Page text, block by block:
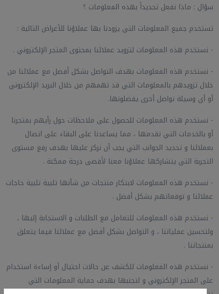
سؤال : ماذا نفعل تحديداً بهذه المعلومات ؟
تستخدم جميع المعلومات التي يزودنا بها عملاؤنا للأغراض التالية :
- نستخدم هذه المعلومات لتزويد عملائنا بمحتوى المتجر الإلكتروني .
- نستخدم هذه المعلومات بهدف التواصل بشكل أفضل مع عملائنا من
خلال تزويدهم بالمعلومات التي قد تهمهم من خلال البريد الإلكتروني
أو أي وسيلة تواصل أخرى يفضلونها.
- نستخدم هذه المعلومات للحصول على ملاحظات حول رأيهم بمتجرنا
أو بالخدمات التي نقدمها ، مما يساعدنا على البقاء على اتصال
بعملائنا و تحديد الجوانب التي يجب أن نركز عليها بهدف رفع مستوى
التجربة التي يتشاركها عملاؤنا معنا لأقصى درجة ممكنة .
- نستخدم هذه المعلومات لابتكار منتجات من شأنها تلبية تلبية حاجات
عملائنا و توقعاتهم بشكل أفضل .
- نستخدم هذه المعلومات للتعامل مع الطلبات و الاستجابة إليها ،
ولتحسين عملياتنا ، و التواصل بشكل أفضل مع عملائنا فيما يتعلق
بمنتجاتنا .
- نستخدم هذه المعلومات للكشف عن حالات احتيال أو إساءة استخدام
على المتجر الإلكتروني و لتجنبها بهدف حماية المعلومات التي